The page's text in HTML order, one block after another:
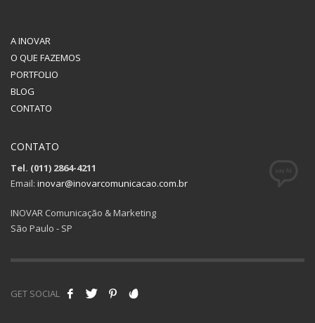
A INOVAR
O QUE FAZEMOS
PORTFOLIO
BLOG
CONTATO
CONTATO
Tel. (011) 2864-4211
Email: inovar@inovarcomunicacao.com.br
INOVAR Comunicação & Marketing
São Paulo - SP
GET SOCIAL